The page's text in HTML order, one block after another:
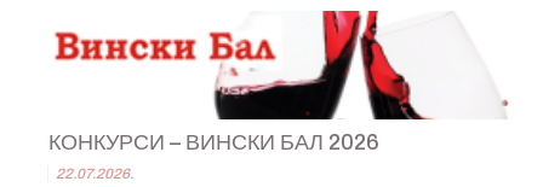
КОНКУРСИ – ВИНСКИ БАЛ 2026
22.07.2026.